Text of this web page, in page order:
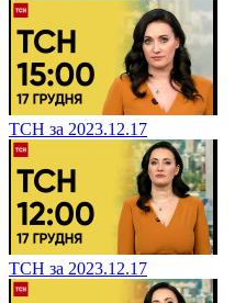
ТСН за 2023.12.17
ТСН за 2023.12.17